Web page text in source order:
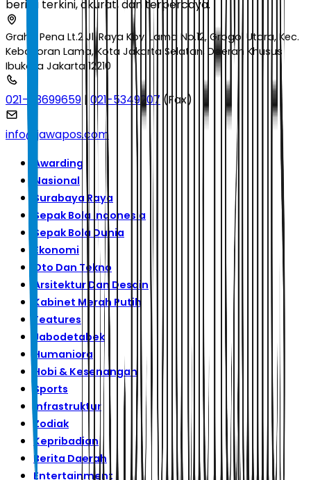
berita terkini, akurat, dan terpercaya.
Graha Pena Lt.2 Jl. Raya Kby. Lama No.12, Grogol Utara, Kec.
Kebayoran Lama, Kota Jakarta Selatan, Daerah Khusus
Ibukota Jakarta 12210
021-53699659 | 021-5349207 (Fax)
info@jawapos.com
Awarding
Nasional
Surabaya Raya
Sepak Bola Indonesia
Sepak Bola Dunia
Ekonomi
Oto Dan Tekno
Arsitektur Dan Desain
Kabinet Merah Putih
Features
Jabodetabek
Humaniora
Hobi & Kesenangan
Sports
Infrastruktur
Zodiak
Kepribadian
Berita Daerah
Entertainment